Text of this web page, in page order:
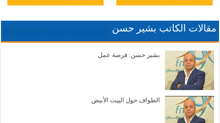
مقالات الكاتب بشير حسن
بشير حسن: فرصة عمل
الطواف حول البيت الأبيض